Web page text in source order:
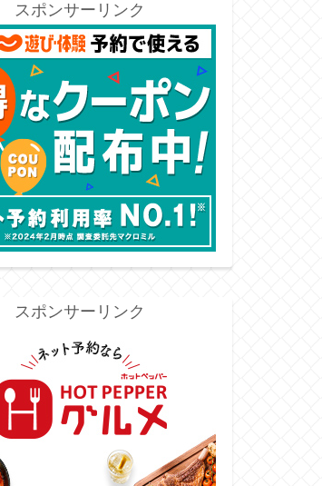
スポンサーリンク
スポンサーリンク